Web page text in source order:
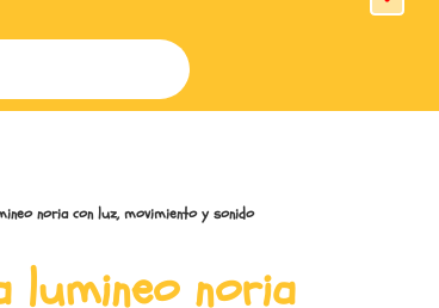
noria con luz, movimiento y sonido
lumineo noria